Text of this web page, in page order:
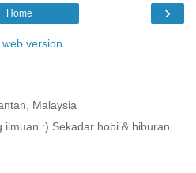
›
Home
web version
Malaysia
ilmuan :) Sekadar hobi & hiburan